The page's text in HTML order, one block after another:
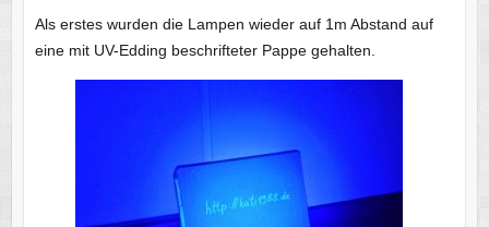
Als erstes wurden die Lampen wieder auf 1m Abstand auf
eine mit UV-Edding beschrifteter Pappe gehalten.